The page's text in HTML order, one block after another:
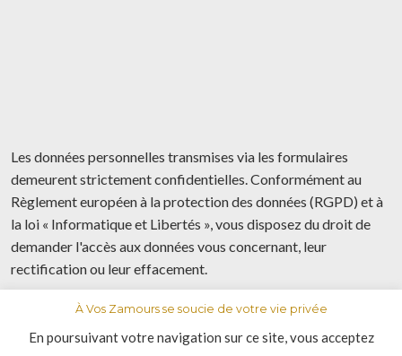
Les données personnelles transmises via les formulaires
demeurent strictement confidentielles. Conformément au
Règlement européen à la protection des données (RGPD) et à
la loi « Informatique et Libertés », vous disposez du droit de
demander l'accès aux données vous concernant, leur
rectification ou leur effacement.
© 2020 Avoszamours. Toute reproduction interdite
À Vos Zamours se soucie de votre vie privée
En poursuivant votre navigation sur ce site, vous acceptez